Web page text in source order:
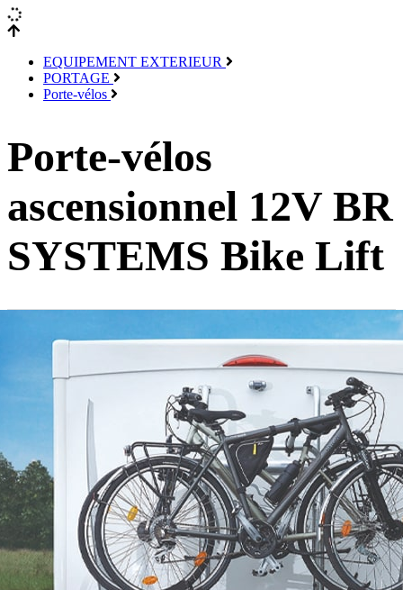
EQUIPEMENT EXTERIEUR
PORTAGE
Porte-vélos
Porte-vélos
ascensionnel 12V BR
SYSTEMS Bike Lift